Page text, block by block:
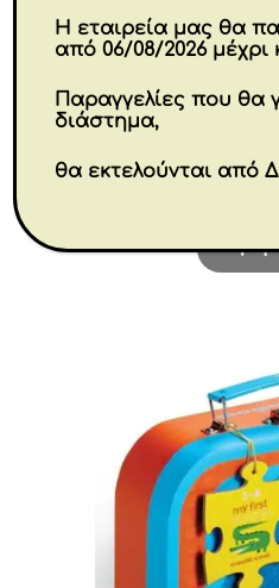
Ξύλινος Πίνακας
€
Η εταιρεία μας θα
από 06/08/2026 μέχρι
Παραγγελίες που θα
διάστημα,
θα εκτελούνται από